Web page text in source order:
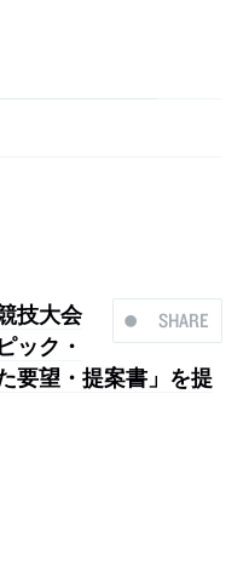
SHARE
技大会
ック・
要望・提案書」を提